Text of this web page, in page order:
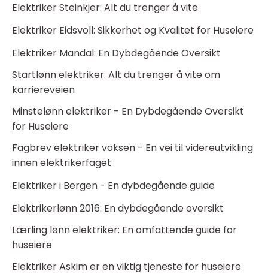
Elektriker Steinkjer: Alt du trenger å vite
Elektriker Eidsvoll: Sikkerhet og Kvalitet for Huseiere
Elektriker Mandal: En Dybdegående Oversikt
Startlønn elektriker: Alt du trenger å vite om
karriereveien
Minstelønn elektriker - En Dybdegående Oversikt
for Huseiere
Fagbrev elektriker voksen - En vei til videreutvikling
innen elektrikerfaget
Elektriker i Bergen - En dybdegående guide
Elektrikerlønn 2016: En dybdegående oversikt
Lærling lønn elektriker: En omfattende guide for
huseiere
Elektriker Askim er en viktig tjeneste for huseiere